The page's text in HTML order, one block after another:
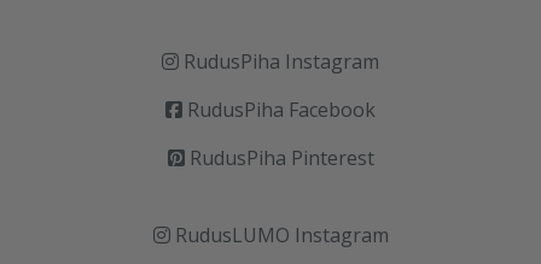
RudusPiha Instagram
RudusPiha Facebook
RudusPiha Pinterest
RudusLUMO Instagram